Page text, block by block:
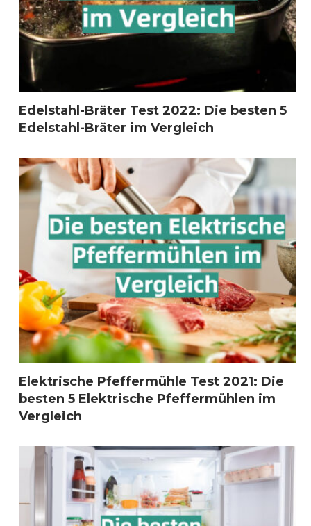
Edelstahl-Bräter Test 2022: Die besten 5
Edelstahl-Bräter im Vergleich
Elektrische Pfeffermühle Test 2021: Die
besten 5 Elektrische Pfeffermühlen im
Vergleich